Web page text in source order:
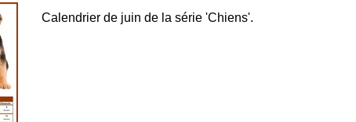
Calendrier de juin de la série 'Chiens'.